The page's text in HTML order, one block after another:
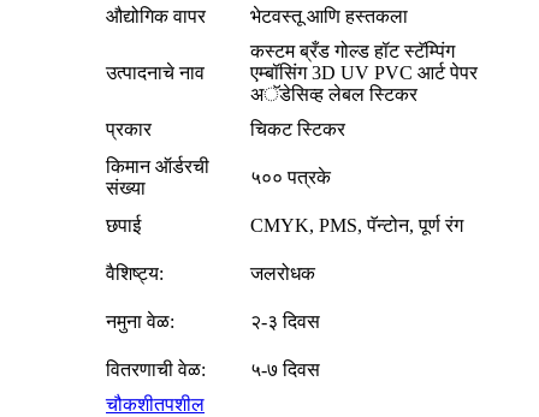
औद्योगिक वापर भेटवस्तू आणि हस्तकला
उत्पादनाचे नाव
कस्टम ब्रँड गोल्ड हॉट स्टॅम्पिंग
एम्बॉसिंग 3D UV PVC आर्ट पेपर
अॅडेसिव्ह लेबल स्टिकर
प्रकार
चिकट स्टिकर
किमान ऑर्डरची
संख्या
५०० पत्रके
छपाई CMYK, PMS, पॅन्टोन, पूर्ण रंग
वैशिष्ट्य: जलरोधक
नमुना वेळ: २-३ दिवस
वितरणाची वेळ:
५-७ दिवस
चौकशीतपशील